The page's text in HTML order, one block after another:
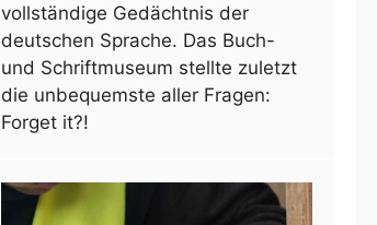
vollständige Gedächtnis der
deutschen Sprache. Das Buch-
und Schriftmuseum stellte zuletzt
die unbequemste aller Fragen:
Forget it?!